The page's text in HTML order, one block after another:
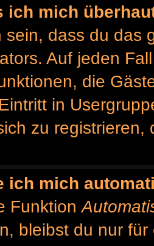
ich mich
sein, dass du das
Auf jeden
die
in
zu registrieren,
ich mich
Funktion
bleibst du nur